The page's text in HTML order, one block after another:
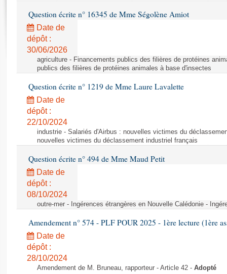
Rapports législatifs
Rapports sur l'application des lois
Baromètre de l’application des lois
Dossiers législatifs
Budget et sécurité sociale
Questions écrites et orales
Comptes rendus des débats
Question écrite n° 16345 de Mme Ségolène Amiot
Date de
dépôt :
30/06/2026
agriculture - Financements publics des filières de protéines
publics des filières de protéines animales à base d'insectes
Question écrite n° 1219 de Mme Laure Lavalette
Date de
dépôt :
22/10/2024
industrie - Salariés d'Airbus : nouvelles victimes du
nouvelles victimes du déclassement industriel français
Question écrite n° 494 de Mme Maud Petit
Date de
dépôt :
08/10/2024
outre-mer - Ingérences étrangères en Nouvelle Calédonie -
Amendement n° 574 - PLF POUR 2025 - 1ère lecture (1ère
Date de
dépôt :
28/10/2024
Amendement de M. Bruneau, rapporteur - Article 42 - Adopté